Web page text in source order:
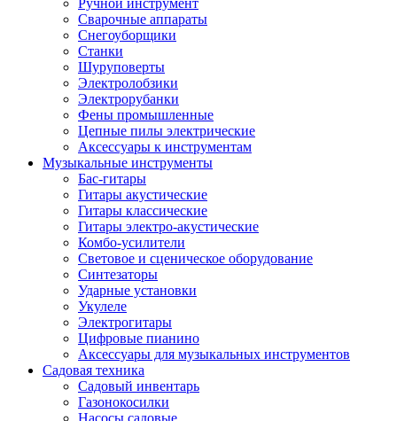
Ручной инструмент
Сварочные аппараты
Снегоуборщики
Станки
Шуруповерты
Электролобзики
Электрорубанки
Фены промышленные
Цепные пилы электрические
Аксессуары к инструментам
Музыкальные инструменты
Бас-гитары
Гитары акустические
Гитары классические
Гитары электро-акустические
Комбо-усилители
Световое и сценическое оборудование
Синтезаторы
Ударные установки
Укулеле
Электрогитары
Цифровые пианино
Аксессуары для музыкальных инструментов
Садовая техника
Садовый инвентарь
Газонокосилки
Насосы садовые